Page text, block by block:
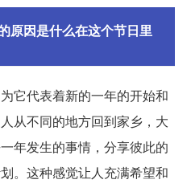
原因是什么在这个节日里
它代表着新的一年的开始和
从不同的地方回到家乡，大
年发生的事情，分享彼此的
。这种感觉让人充满希望和